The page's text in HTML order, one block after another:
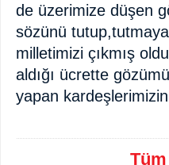
de üzerimize düşen
sözünü
milletimizi çıkmış
aldığı ücrette
yapan kardeşlerimizin
Tüm